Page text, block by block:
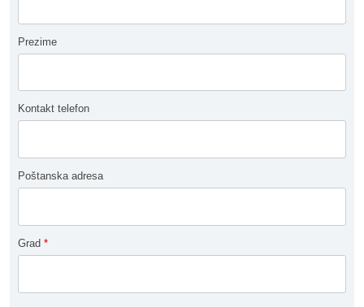
Prezime
Kontakt telefon
Poštanska adresa
Grad *